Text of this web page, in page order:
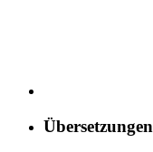
Übersetzungen